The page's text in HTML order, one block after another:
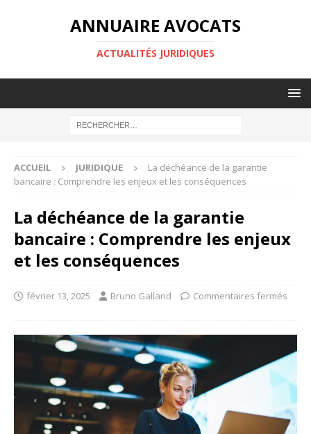
ANNUAIRE AVOCATS
ACTUALITÉS JURIDIQUES
ACCUEIL JURIDIQUE
La déchéance de la garantie
bancaire : Comprendre les enjeux et les conséquences
La déchéance de la garantie
bancaire : Comprendre les enjeux
et les conséquences
février 13, 2025 Bruno Galland Commentaires fermés